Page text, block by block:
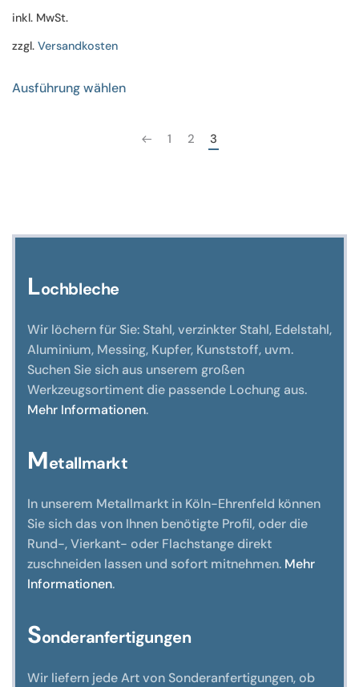
inkl. MwSt.
zzgl. Versandkosten
Ausführung wählenProdukt
mehrere
können
werden
1 2 3
Lochbleche
Wir löchern für Sie: Stahl, verzinkter Stahl, Edelstahl,
Aluminium, Messing, Kupfer, Kunststoff, uvm.
Suchen Sie sich aus unserem großen
Werkzeugsortiment die passende Lochung aus.
Mehr Informationen.
Metallmarkt
In unserem Metallmarkt in Köln-Ehrenfeld können
Sie sich das von Ihnen benötigte Profil, oder die
Rund-, Vierkant- oder Flachstange direkt
zuschneiden lassen und sofort mitnehmen. Mehr
Informationen.
Sonderanfertigungen
Wir liefern jede Art von Sonderanfertigungen, ob